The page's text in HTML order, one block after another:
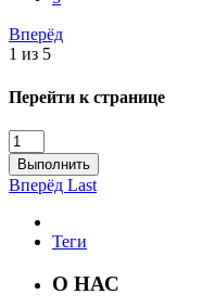
Вперёд
1 из 5
Перейти к странице
Выполнить
Вперёд Last
Теги
О НАС